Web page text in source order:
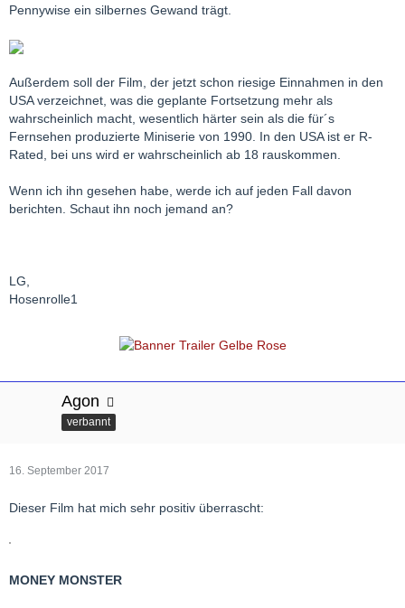
Pennywise ein silbernes Gewand trägt.
Außerdem soll der Film, der jetzt schon riesige Einnahmen in den
USA verzeichnet, was die geplante Fortsetzung mehr als
wahrscheinlich macht, wesentlich härter sein als die für´s
Fernsehen produzierte Miniserie von 1990. In den USA ist er R-
Rated, bei uns wird er wahrscheinlich ab 18 rauskommen.
Wenn ich ihn gesehen habe, werde ich auf jeden Fall davon
berichten. Schaut ihn noch jemand an?
LG,
Hosenrolle1
Agon
verbannt
16. September 2017
Dieser Film hat mich sehr positiv überrascht:
MONEY MONSTER